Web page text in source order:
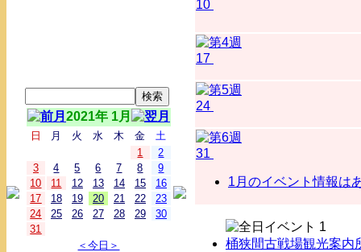
2021年 1月
日 月 火 水 木 金
土
1
2
3
4 5 6 7 8
9
10
11 12 13 14 15
16
17
18 19 20 21 22
23
24
25 26 27 28 29
30
31
＜今日＞
10
17
24
31
1月のイベント情報は
桶狭間古戦場観光案内